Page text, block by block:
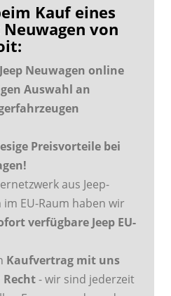
Kauf eines
Neuwagen von
Jeep Neuwagen online
Auswahl an
Preisvorteile bei
aus Jeep-
EU-Raum haben wir
verfügbare Jeep EU-
Kaufvertrag mit uns
- wir sind jederzeit